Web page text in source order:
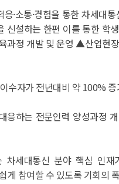
·소통·경험을 통한 차세대
설하는 한편 이를 통한 학
과정 개발 및 운영 ▲산업
수자가 전년대비 약 100%
하는 전문인력 양성과정
세대통신 분야 핵심 인
참여할 수 있도록 기회의